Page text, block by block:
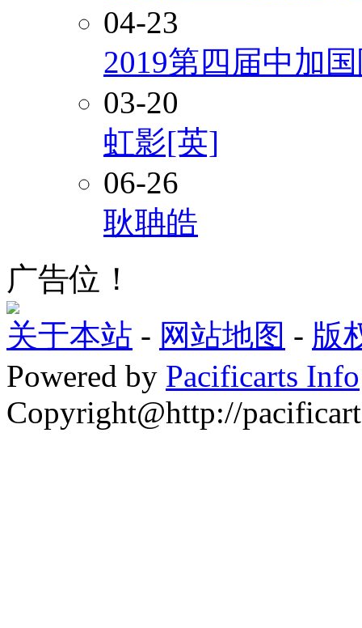
04-23
2019第四届中加
03-20
虹影[英]
06-26
耿聃皓
广告位！
关于本站 - 网站地图 - 版
Powered by Pacificarts Info
Copyright@http://